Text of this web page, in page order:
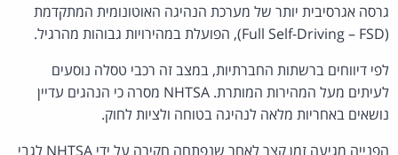
גרסה אגרסיבית יותר של מערכת הנהיגה האוטונומית המתקדמת
(Full Self-Driving – FSD), הפועלת במהירויות גבוהות מהרגיל.
לפי דיווחים ברשתות החברתיות, במצב זה רכבי טסלה נוסעים
לעיתים מעל המהירות המותרת. NHTSA מסרה כי הנהגים עדיין
נושאים באחריות מלאה לנהיגה בטוחה ולציות לחוק.
הפנייה מגיעה זמן קצר לאחר שנפתחה חקירה על ידי NHTSA לגבי